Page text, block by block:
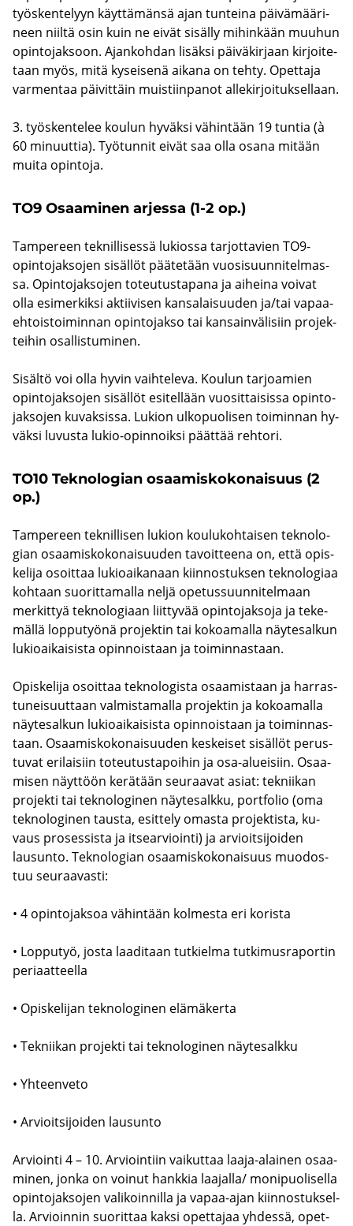
työs­ken­te­lyyn käyt­tä­män­sä ajan tun­tei­na päi­vä­mää­ri­
neen niil­tä osin kuin ne eivät si­säl­ly mi­hin­kään muu­hun
opin­to­jak­soon. Ajan­koh­dan li­säk­si päi­vä­kir­jaan kir­joi­te­
taan myös, mitä ky­sei­se­nä ai­ka­na on tehty. Opet­ta­ja
var­men­taa päi­vit­täin muis­tiin­pa­not al­le­kir­joi­tuk­sel­laan.
3. työs­ken­te­lee kou­lun hy­väk­si vä­hin­tään 19 tun­tia (à
60 mi­nuut­tia). Työ­tun­nit eivät saa olla osana mi­tään
muita opin­to­ja.
TO9 Osaa­mi­nen ar­jes­sa (1-2 op.)
Tam­pe­reen tek­nil­li­ses­sä lu­kios­sa tar­jot­ta­vien TO9-​
opintojaksojen si­säl­löt pää­te­tään vuo­si­suun­ni­tel­mas­
sa. Opin­to­jak­so­jen to­teu­tus­ta­pa­na ja ai­hei­na voi­vat
olla esi­mer­kik­si ak­tii­vi­sen kan­sa­lai­suu­den ja/tai va­paa­
eh­tois­toi­min­nan opin­to­jak­so tai kan­sain­vä­li­siin pro­jek­
tei­hin osal­lis­tu­mi­nen.
Si­säl­tö voi olla hyvin vaih­te­le­va. Kou­lun tar­joa­mien
opin­to­jak­so­jen si­säl­löt esi­tel­lään vuo­sit­tai­sis­sa opin­to­
jak­so­jen ku­vak­sis­sa. Lu­kion ul­ko­puo­li­sen toi­min­nan hy­
väk­si lu­vus­ta lukio-​opinnoiksi päät­tää reh­to­ri.
TO10 Tek­no­lo­gian osaa­mis­ko­ko­nai­suus (2
op.)
Tam­pe­reen tek­nil­li­sen lu­kion kou­lu­koh­tai­sen tek­no­lo­
gian osaa­mis­ko­ko­nai­suu­den ta­voit­tee­na on, että opis­
ke­li­ja osoit­taa lu­kio­ai­ka­naan kiin­nos­tuk­sen tek­no­lo­gi­aa
koh­taan suo­rit­ta­mal­la neljä ope­tus­suun­ni­tel­maan
mer­kit­tyä tek­no­lo­gi­aan liit­ty­vää opin­to­jak­so­ja ja te­ke­
mäl­lä lop­pu­työ­nä pro­jek­tin tai ko­koa­mal­la näy­te­sal­kun
lu­kio­ai­kai­sis­ta opin­nois­taan ja toi­min­nas­taan.
Opis­ke­li­ja osoit­taa tek­no­lo­gis­ta osaa­mis­taan ja har­ras­
tu­nei­suut­taan val­mis­ta­mal­la pro­jek­tin ja ko­koa­mal­la
näy­te­sal­kun lu­kio­ai­kai­sis­ta opin­nois­taan ja toi­min­nas­
taan. Osaa­mis­ko­ko­nai­suu­den kes­kei­set si­säl­löt pe­rus­
tu­vat eri­lai­siin to­teu­tus­ta­poi­hin ja osa-​alueisiin. Osaa­
mi­sen näyt­töön ke­rä­tään seu­raa­vat asiat: tek­nii­kan
pro­jek­ti tai tek­no­lo­gi­nen näy­te­salk­ku, port­fo­lio (oma
tek­no­lo­gi­nen taus­ta, esit­te­ly omas­ta pro­jek­tis­ta, ku­
vaus pro­ses­sis­ta ja it­sear­vioin­ti) ja ar­vioit­si­joi­den
lausun­to. Tek­no­lo­gian osaa­mis­ko­ko­nai­suus muo­dos­
tuu seu­raa­vas­ti:
• 4 opin­to­jak­soa vä­hin­tään kol­mes­ta eri ko­ris­ta
• Lop­pu­työ, josta laa­di­taan tut­kiel­ma tut­ki­mus­ra­por­tin
pe­ri­aat­teel­la
• Opis­ke­li­jan tek­no­lo­gi­nen elä­mä­ker­ta
• Tek­nii­kan pro­jek­ti tai tek­no­lo­gi­nen näy­te­salk­ku
• Yh­teen­ve­to
• Ar­vioit­si­joi­den lausun­to
Ar­vioin­ti 4 – 10. Ar­vioin­tiin vai­kut­taa laaja-​alainen osaa­
mi­nen, jonka on voi­nut hank­kia laa­jal­la/ mo­ni­puo­li­sel­la
opin­to­jak­so­jen va­li­koin­nil­la ja vapaa-​ajan kiin­nos­tuk­sel­
la. Ar­vioin­nin suo­rit­taa kaksi opet­ta­jaa yh­des­sä, opet­